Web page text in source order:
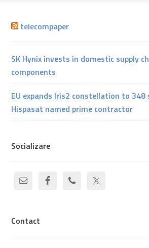
telecompaper
SK Hynix invests in domestic supply
components
EU expands Iris2 constellation to
Hispasat named prime contractor
Socializare
Contact